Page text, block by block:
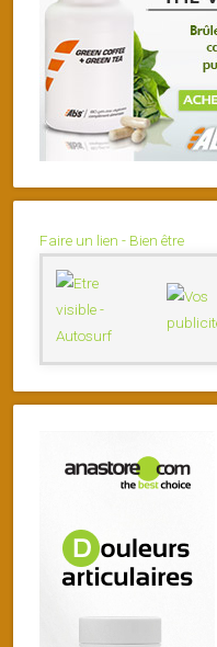
Faire un lien - Bien être